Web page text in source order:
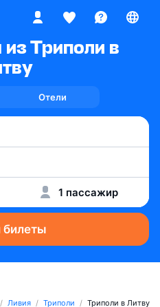
Триполи в
Отели
1 пассажир
билеты
Ливия Триполи Триполи в Литву